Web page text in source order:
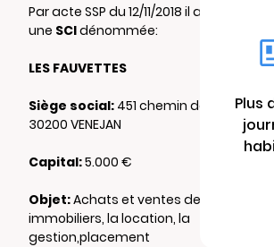
Par acte SSP du 12/11/2018 il a été
une SCIdénommée:
LES FAUVETTES
Siège social: 451 chemin de
30200 VENEJAN
Capital:5.000 €
Objet:Achats et ventes de biens
immobiliers, la location, la
gestion,placement
Plus